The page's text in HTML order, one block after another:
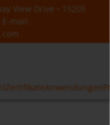
View Drive • 15205
E-mail:
ZertifikateAnwendungen